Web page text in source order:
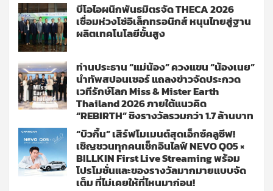
บีโอไอผนึกพันธมิตรจัด THECA 2026
เชื่อมห่วงโซ่อิเล็กทรอนิกส์ หนุนไทยสู่ฐาน
ผลิตเทคโนโลยีขั้นสูง
ท่านประธาน “แม่น้อง” ควงแขน “น้องเนย”
นำทัพสปอนเซอร์ แถลงข่าวจัดประกวด
เวทีรักษ์โลก Miss & Mister Earth
Thailand 2026 ภายใต้แนวคิด
“REBIRTH” ชิงรางวัลรวมกว่า 1.7 ล้านบาท
“บิวกิ้น” เสิร์ฟโมเมนต์สุดเอ็กซ์คลูซีฟ!
เชิญชวนทุกคนเช็กอินไลฟ์ NEVO Q05 ×
BILLKIN First Live Streaming พร้อม
โปรโมชั่นและของรางวัลมากมายแบบจัด
เต็ม ที่ไม่เคยให้ที่ไหนมาก่อน!